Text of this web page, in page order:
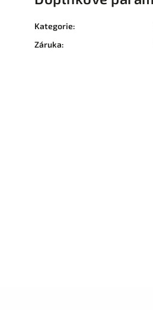
Kategorie:
Záruka: